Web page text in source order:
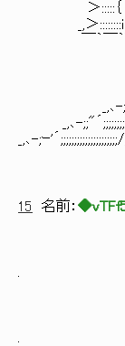
＞:::::｛ ﾚ'
_,＞::::::::i ヘ
￣｀￣
＼|＼
_{i
// ｀
_,､-;'´;;;i
_,､-
_,､-;ｰ
15 名前：
. /
/
. ':::::::::::::::;.